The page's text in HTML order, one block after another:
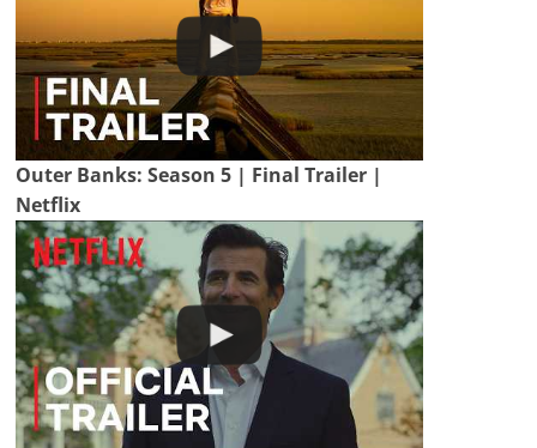
Outer Banks: Season 5 | Final Trailer |
Netflix